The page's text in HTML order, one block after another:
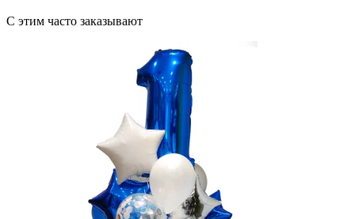
С этим часто заказывают